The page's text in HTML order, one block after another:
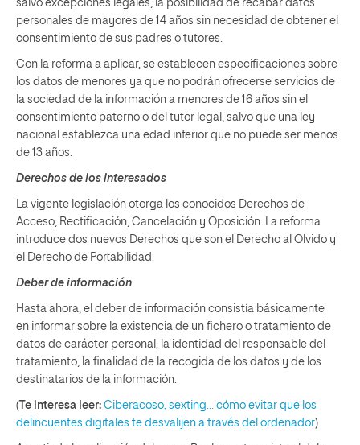
salvo excepciones legales, la posibilidad de recabar datos
personales de mayores de 14 años sin necesidad de obtener el
consentimiento de sus padres o tutores.
Con la reforma a aplicar, se establecen especificaciones sobre
los datos de menores ya que no podrán ofrecerse servicios de
la sociedad de la información a menores de 16 años sin el
consentimiento paterno o del tutor legal, salvo que una ley
nacional establezca una edad inferior que no puede ser menos
de 13 años.
Derechos de los interesados
La vigente legislación otorga los conocidos Derechos de
Acceso, Rectificación, Cancelación y Oposición. La reforma
introduce dos nuevos Derechos que son el Derecho al Olvido y
el Derecho de Portabilidad.
Deber de información
Hasta ahora, el deber de información consistía básicamente
en informar sobre la existencia de un fichero o tratamiento de
datos de carácter personal, la identidad del responsable del
tratamiento, la finalidad de la recogida de los datos y de los
destinatarios de la información.
(Te interesa leer: Ciberacoso, sexting… cómo evitar que los
delincuentes digitales te desvalijen a través del ordenador)